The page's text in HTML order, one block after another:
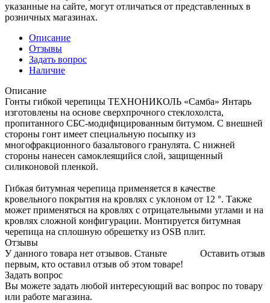
указанные на сайте, могут отличаться от представленных в
розничных магазинах.
Описание
Отзывы
Задать вопрос
Наличие
Описание
Гонты гибкой черепицы ТЕХНОНИКОЛЬ «Самба» Янтарь
изготовлены на основе сверхпрочного стеклохолста,
пропитанного СБС-модифицированным битумом. С внешней
стороны гонт имеет специальную посыпку из
многофракционного базальтового гранулята. С нижней
стороны нанесен самоклеящийся слой, защищенный
силиконовой пленкой.
Гибкая битумная черепица применяется в качестве
кровельного покрытия на кровлях с уклоном от 12 °. Также
может применяться на кровлях с отрицательными углами и на
кровлях сложной конфигурации. Монтируется битумная
черепица на сплошную обрешетку из OSB плит.
Отзывы
Оставить отзыв
У данного товара нет отзывов. Станьте
первым, кто оставил отзыв об этом товаре!
Задать вопрос
Вы можете задать любой интересующий вас вопрос по товару
или работе магазина.